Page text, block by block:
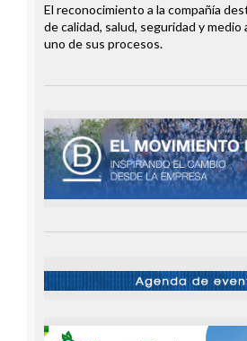
El reconocimiento a la compañía
de calidad, salud, seguridad y medio
uno de sus procesos.